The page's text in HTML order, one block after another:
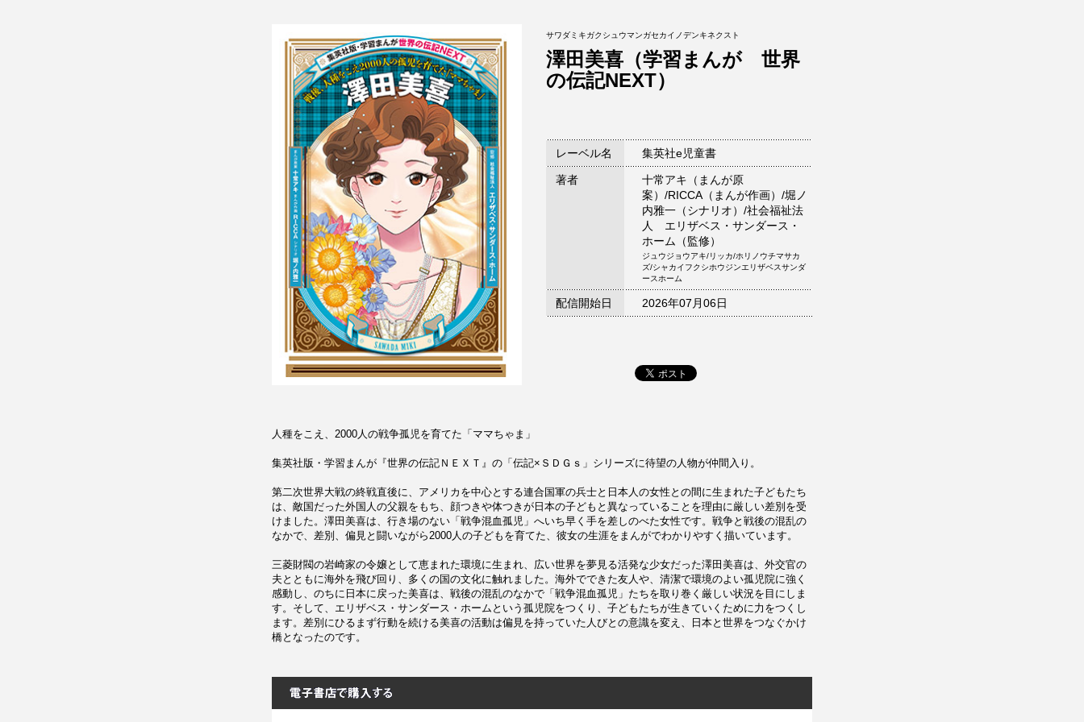
サワダミキガクシュウマンガセカイノデンキネクスト
澤田美喜（学習まんが 世界
の伝記NEXT）
レーベル名 集英社e児童書
著者
十常アキ（まんが原
案）/RICCA（まんが作画）/堀ノ
内雅一（シナリオ）/社会福祉法
人 エリザベス・サンダース・
ホーム（監修）
ジュウジョウアキ/リッカ/ホリノウチマサカ
ズ/シャカイフクシホウジンエリザベスサンダ
ースホーム
配信開始日 2026年07月06日
人種をこえ、2000人の戦争孤児を育てた「ママちゃま」
集英社版・学習まんが『世界の伝記ＮＥＸＴ』の「伝記×ＳＤＧｓ」シリーズに待望の人物が仲間入り。
第二次世界大戦の終戦直後に、アメリカを中心とする連合国軍の兵士と日本人の女性との間に生まれた子どもたち
は、敵国だった外国人の父親をもち、顔つきや体つきが日本の子どもと異なっていることを理由に厳しい差別を受
けました。澤田美喜は、行き場のない「戦争混血孤児」へいち早く手を差しのべた女性です。戦争と戦後の混乱の
なかで、差別、偏見と闘いながら2000人の子どもを育てた、彼女の生涯をまんがでわかりやすく描いています。
三菱財閥の岩崎家の令嬢として恵まれた環境に生まれ、広い世界を夢見る活発な少女だった澤田美喜は、外交官の
夫とともに海外を飛び回り、多くの国の文化に触れました。海外でできた友人や、清潔で環境のよい孤児院に強く
感動し、のちに日本に戻った美喜は、戦後の混乱のなかで「戦争混血孤児」たちを取り巻く厳しい状況を目にしま
す。そして、エリザベス・サンダース・ホームという孤児院をつくり、子どもたちが生きていくために力をつくし
ます。差別にひるまず行動を続ける美喜の活動は偏見を持っていた人びとの意識を変え、日本と世界をつなぐかけ
橋となったのです。